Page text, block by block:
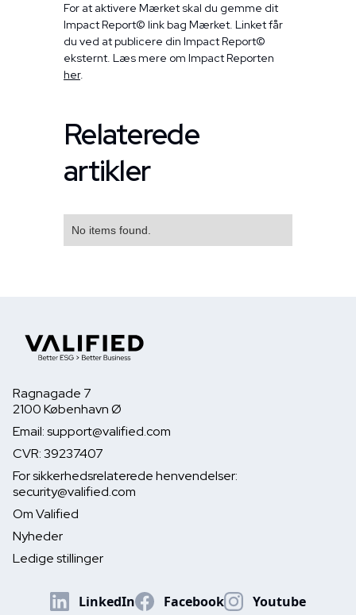
For at aktivere Mærket skal du gemme dit
Impact Report© link bag Mærket. Linket får
du ved at publicere din Impact Report©
eksternt. Læs mere om Impact Reporten
her.
Relaterede
artikler
No items found.
Ragnagade 7
2100 København Ø
Email: support@valified.com
CVR: 39237407
For sikkerhedsrelaterede henvendelser:
security@valified.com
Om Valified
Nyheder
Ledige stillinger
LinkedIn Facebook Youtube